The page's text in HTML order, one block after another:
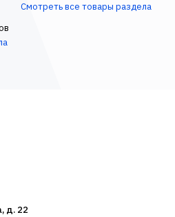
Смотреть все товары раздела
д. 22